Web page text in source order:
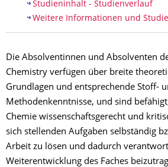
Studieninhalt - Studienverlauf
Weitere Informationen und
Die Absolventinnen und Absolventen
Chemistry verfügen über breite
Grundlagen und entsprechende Stoff-
Methodenkenntnisse, und sind
Chemie wissenschaftsgerecht und
sich stellenden Aufgaben selbständig
Arbeit zu lösen und dadurch
Weiterentwicklung des Faches